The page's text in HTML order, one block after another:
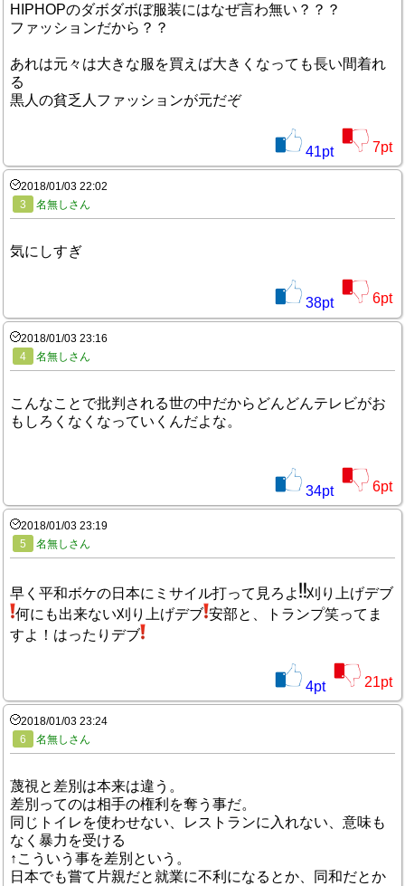
HIPHOPのダボダボぼ服装にはなぜ言わ無い？？？
ファッションだから？？
あれは元々は大きな服を買えば大きくなっても長い間着れ
る
黒人の貧乏人ファッションが元だぞ
41pt 7pt
2018/01/03 22:02
3
名無しさん
気にしすぎ
38pt 6pt
2018/01/03 23:16
4
名無しさん
こんなことで批判される世の中だからどんどんテレビがお
もしろくなくなっていくんだよな。
34pt 6pt
2018/01/03 23:19
5
名無しさん
早く平和ボケの日本にミサイル打って見ろよ
刈り上げデブ
何にも出来ない刈り上げデブ 安部と、トランプ笑ってま
すよ！はったりデブ
4pt 21pt
2018/01/03 23:24
6
名無しさん
蔑視と差別は本来は違う。
差別ってのは相手の権利を奪う事だ。
同じトイレを使わせない、レストランに入れない、意味も
なく暴力を受ける
↑こういう事を差別という。
日本でも嘗て片親だと就業に不利になるとか、同和だとか